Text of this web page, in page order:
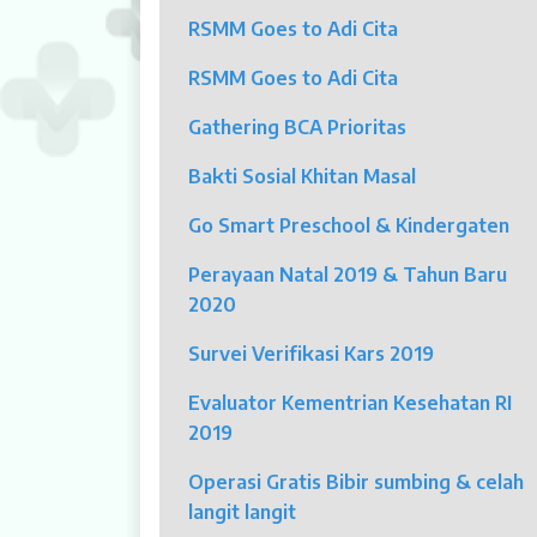
Klinik Andrologi
CBCT (Cone Beam Computed
Bronkoskopi
Dokter
Sunday Clinic
RSMM Goes to Adi Cita
RSMM Goes to Adi Cita
Gathering BCA Prioritas
Bakti Sosial Khitan Masal
Go Smart Preschool & Kindergaten
Perayaan Natal 2019 & Tahun Baru
2020
Survei Verifikasi Kars 2019
Evaluator Kementrian Kesehatan RI
2019
Operasi Gratis Bibir sumbing & celah
langit langit